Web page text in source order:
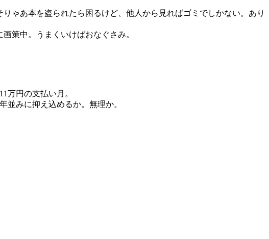
ゃあ本を盗られたら困るけど、他人から見ればゴミでしかない。あり
策中。うまくいけばおなぐさみ。
万円の支払い月。
並みに抑え込めるか。無理か。